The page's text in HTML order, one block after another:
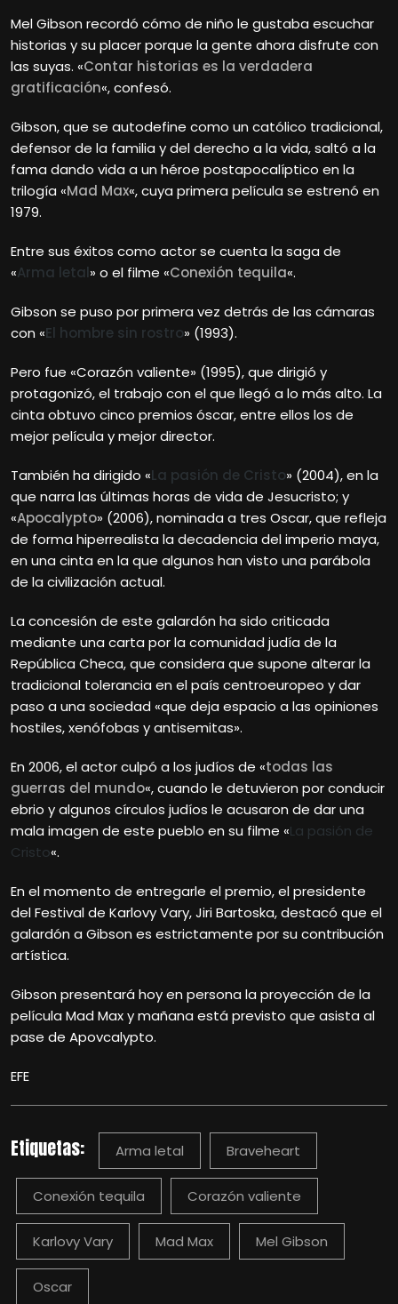
Mel Gibson recordó cómo de niño le gustaba escuchar
historias y su placer porque la gente ahora disfrute con
las suyas. «Contar historias es la verdadera
gratificación«, confesó.
Gibson, que se autodefine como un católico tradicional,
defensor de la familia y del derecho a la vida, saltó a la
fama dando vida a un héroe postapocalíptico en la
trilogía «Mad Max«, cuya primera película se estrenó en
1979.
Entre sus éxitos como actor se cuenta la saga de
«Arma letal» o el filme «Conexión tequila«.
Gibson se puso por primera vez detrás de las cámaras
con «El hombre sin rostro» (1993).
Pero fue «Corazón valiente» (1995), que dirigió y
protagonizó, el trabajo con el que llegó a lo más alto. La
cinta obtuvo cinco premios óscar, entre ellos los de
mejor película y mejor director.
También ha dirigido «La pasión de Cristo» (2004), en la
que narra las últimas horas de vida de Jesucristo; y
«Apocalypto» (2006), nominada a tres Oscar, que refleja
de forma hiperrealista la decadencia del imperio maya,
en una cinta en la que algunos han visto una parábola
de la civilización actual.
La concesión de este galardón ha sido criticada
mediante una carta por la comunidad judía de la
República Checa, que considera que supone alterar la
tradicional tolerancia en el país centroeuropeo y dar
paso a una sociedad «que deja espacio a las opiniones
hostiles, xenófobas y antisemitas».
En 2006, el actor culpó a los judíos de «todas las
guerras del mundo«, cuando le detuvieron por conducir
ebrio y algunos círculos judíos le acusaron de dar una
mala imagen de este pueblo en su filme «La pasión de
Cristo«.
En el momento de entregarle el premio, el presidente
del Festival de Karlovy Vary, Jiri Bartoska, destacó que el
galardón a Gibson es estrictamente por su contribución
artística.
Gibson presentará hoy en persona la proyección de la
película Mad Max y mañana está previsto que asista al
pase de Apovcalypto.
EFE
Etiquetas: Arma letal Braveheart
Conexión tequila Corazón valiente
Karlovy Vary Mad Max Mel Gibson
Oscar